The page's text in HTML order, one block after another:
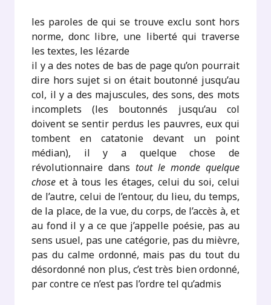
les paroles de qui se trouve exclu sont hors
norme, donc libre, une liberté qui traverse
les textes, les lézarde
il y a des notes de bas de page qu’on pourrait
dire hors sujet si on était boutonné jusqu’au
col, il y a des majuscules, des sons, des mots
incomplets (les boutonnés jusqu’au col
doivent se sentir perdus les pauvres, eux qui
tombent en catatonie devant un point
médian), il y a quelque chose de
révolutionnaire danstout le monde quelque
chose et à tous les étages, celui du soi, celui
de l’autre, celui de l’entour, du lieu, du temps,
de la place, de la vue, du corps, de l’accès à, et
au fond il y a ce que j’appelle poésie, pas au
sens usuel, pas une catégorie, pas du mièvre,
pas du calme ordonné, mais pas du tout du
désordonné non plus, c’est très bien ordonné,
par contre ce n’est pas l’ordre tel qu’admis